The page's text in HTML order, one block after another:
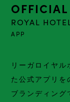
OFFICIAL
ROYAL
APP
リーガロイヤ
た公式アプリ
ブランディング